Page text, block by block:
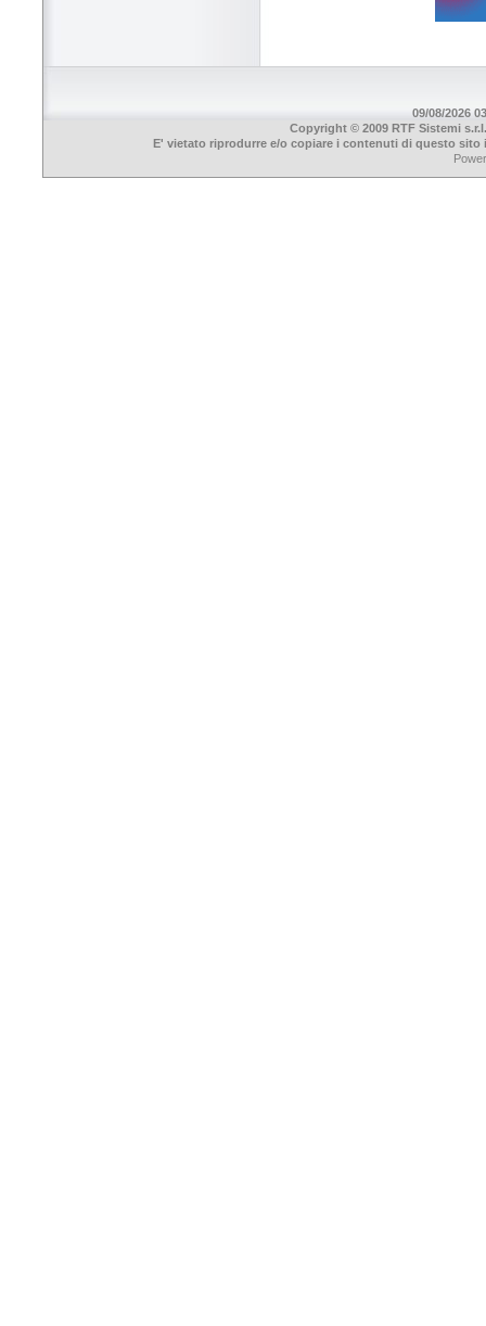
09/08/2026
Copyright © 2009 RTF Sistemi
E' vietato riprodurre e/o copiare i contenuti di questo